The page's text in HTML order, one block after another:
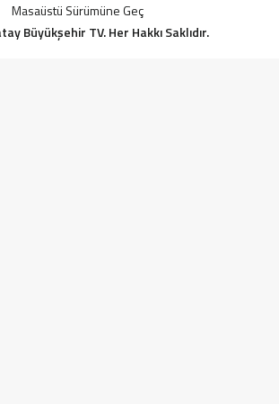
Masaüstü Sürümüne Geç
Büyükşehir TV. Her Hakkı Saklıdır.